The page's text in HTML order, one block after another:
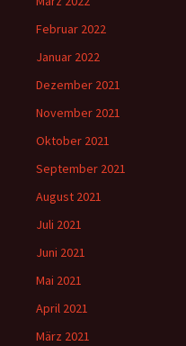
Februar 2022
Januar 2022
Dezember 2021
November 2021
Oktober 2021
September 2021
August 2021
Juli 2021
Juni 2021
Mai 2021
April 2021
März 2021